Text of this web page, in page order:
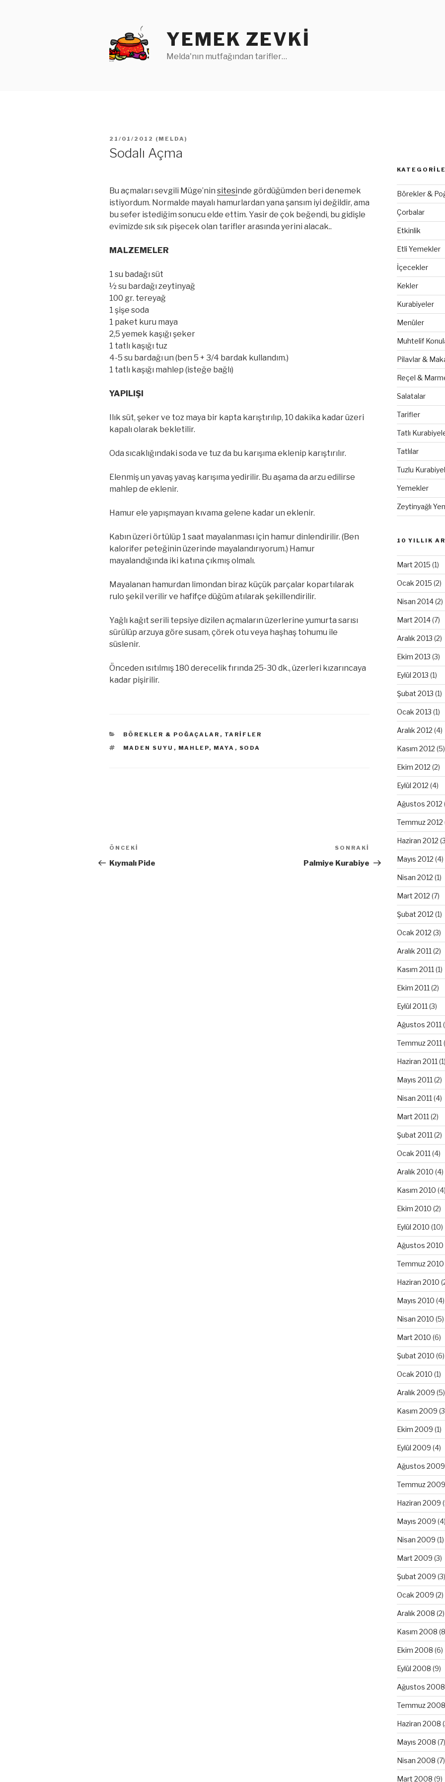
YEMEK ZEVKI
Melda'nın mutfağından tarifler…
YAYIM
TARIHI
21/01/2012 ( MELDA)
Sodalı Açma
Bu açmaları sevgili Müge’nin sitesinde gördüğümden beri denemek
istiyordum. Normalde mayalı hamurlardan yana şansım iyi değildir, ama
bu sefer istediğim sonucu elde ettim. Yasir de çok beğendi, bu gidişle
evimizde sık sık pişecek olan tarifler arasında yerini alacak..
MALZEMELER
1 su badağı süt
½ su bardağı zeytinyağ
100 gr. tereyağ
1 şişe soda
1 paket kuru maya
2,5 yemek kaşığı şeker
1 tatlı kaşığı tuz
4-5 su bardağı un (ben 5 + 3/4 bardak kullandım.)
1 tatlı kaşığı mahlep (isteğe bağlı)
YAPILIŞI
Ilık süt, şeker ve toz maya bir kapta karıştırılıp, 10 dakika kadar üzeri
kapalı olarak bekletilir.
Oda sıcaklığındaki soda ve tuz da bu karışıma eklenip karıştırılır.
Elenmiş un yavaş yavaş karışıma yedirilir. Bu aşama da arzu edilirse
mahlep de eklenir.
Hamur ele yapışmayan kıvama gelene kadar un eklenir.
Kabın üzeri örtülüp 1 saat mayalanması için hamur dinlendirilir. (Ben
kalorifer peteğinin üzerinde mayalandırıyorum.) Hamur
mayalandığında iki katına çıkmış olmalı.
Mayalanan hamurdan limondan biraz küçük parçalar kopartılarak
rulo şekil verilir ve hafifçe düğüm atılarak şekillendirilir.
Yağlı kağıt serili tepsiye dizilen açmaların üzerlerine yumurta sarısı
sürülüp arzuya göre susam, çörek otu veya haşhaş tohumu ile
süslenir.
Önceden ısıtılmış 180 derecelik fırında 25-30 dk., üzerleri kızarıncaya
kadar pişirilir.
KATEGORILER
BÖREKLER & POĞAÇALAR , TARIFLER
ETIKETLER
MADEN SUYU , MAHLEP, MAYA , SODA
Yazı
dolaşımı
Önceki
Yazı
ÖNCEKI
Kıymalı Pide
Sonraki
Yazı
SONRAKI
Palmiye Kurabiye
Börekler &
Çorbalar
Etkinlik
Etli Yemekler
İçecekler
Kekler
Kurabiyeler
Menüler
Muhtelif
Pilavlar &
Reçel &
Salatalar
Tarifler
Tatlı
Tatlılar
Tuzlu
Yemekler
Zeytinyağlı
10 YILLIK
Mart 2015 (1)
Ocak 2015 (2)
Nisan 2014(2)
Mart 2014(7)
Aralık 2013 (2)
Ekim 2013 (3)
Eylül 2013 (1)
Şubat 2013 (1)
Ocak 2013 (1)
Aralık 2012 (4)
Kasım 2012 (5)
Ekim 2012 (2)
Eylül 2012 (4)
Ağustos 2012
Temmuz 2012
Haziran 2012
Mayıs 2012 (4)
Nisan 2012 (1)
Mart 2012 (7)
Şubat 2012 (1)
Ocak 2012 (3)
Aralık 2011 (2)
Kasım 2011 (1)
Ekim 2011 (2)
Eylül 2011 (3)
Ağustos 2011
Temmuz 2011
Haziran 2011 (1)
Mayıs 2011 (2)
Nisan 2011 (4)
Mart 2011 (2)
Şubat 2011 (2)
Ocak 2011 (4)
Aralık 2010 (4)
Kasım 2010 (4)
Ekim 2010 (2)
Eylül 2010 (10)
Ağustos 2010
Temmuz 2010
Haziran 2010
Mayıs 2010 (4)
Nisan 2010 (5)
Mart 2010 (6)
Şubat 2010 (6)
Ocak 2010 (1)
Aralık 2009 (5)
Kasım 2009
Ekim 2009 (1)
Eylül 2009 (4)
Ağustos 2009
Temmuz 2009
Haziran 2009
Mayıs 2009 (4)
Nisan 2009 (1)
Mart 2009 (3)
Şubat 2009 (3)
Ocak 2009 (2)
Aralık 2008 (2)
Kasım 2008
Ekim 2008 (6)
Eylül 2008 (9)
Ağustos 2008
Temmuz 2008
Haziran 2008
Mayıs 2008 (7)
Nisan 2008 (7)
Mart 2008 (9)